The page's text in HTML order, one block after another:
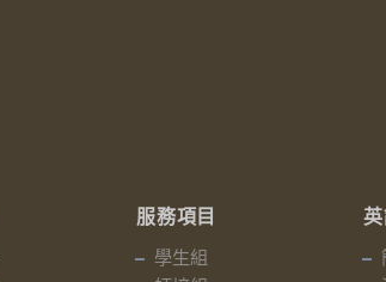
服務項目
學生組